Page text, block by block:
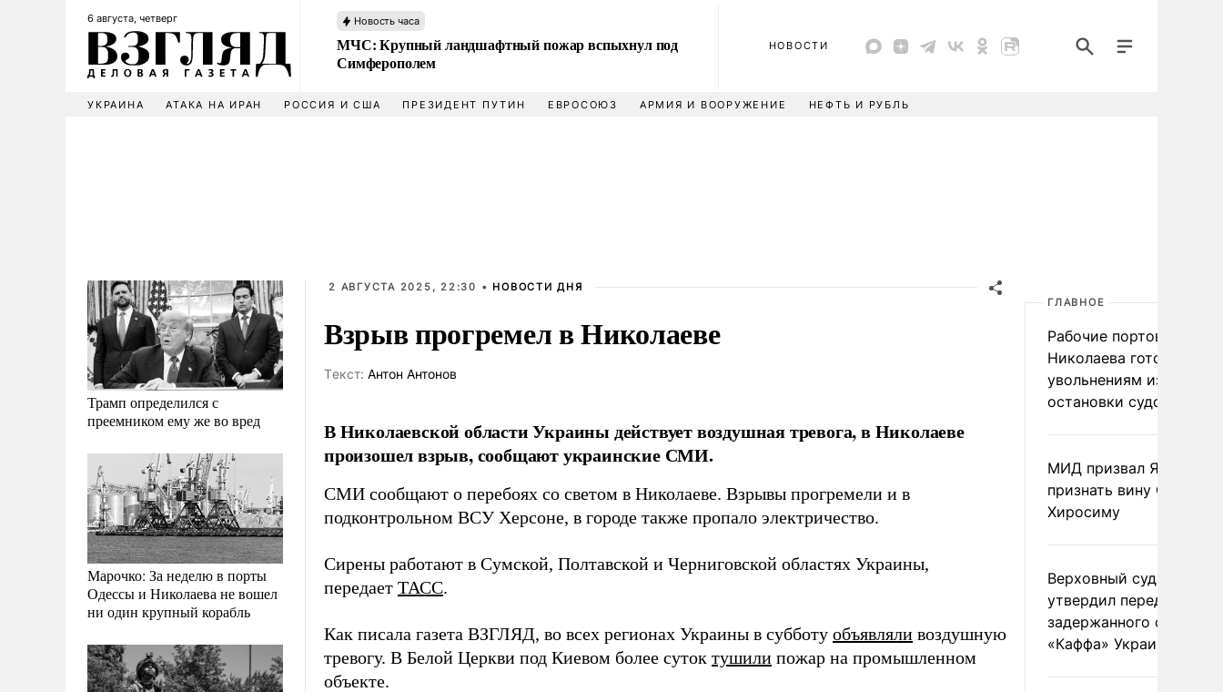
6 августа, четверг Новость часа
МЧС: Крупный ландшафтный пожар вспыхнул под
Симферополем
НОВОСТИ
УКРАИНА АТАКА НА ИРАН РОССИЯ И США ПРЕЗИДЕНТ ПУТИН ЕВРОСОЮЗ АРМИЯ И ВООРУЖЕНИЕ НЕФТЬ И РУБЛЬ
Трамп определился с
преемником ему же во вред
Марочко: За неделю в порты
Одессы и Николаева не вошел
ни один крупный корабль
2 АВГУСТА 2025, 22:30 • НОВОСТИ ДНЯ
Взрыв прогремел в Николаеве
Tекст: Антон Антонов
В Николаевской области Украины действует воздушная тревога, в Николаеве
произошел взрыв, сообщают украинские СМИ.
СМИ сообщают о перебоях со светом в Николаеве. Взрывы прогремели и в
подконтрольном ВСУ Херсоне, в городе также пропало электричество.
Сирены работают в Сумской, Полтавской и Черниговской областях Украины,
передает ТАСС.
Как писала газета ВЗГЛЯД, во всех регионах Украины в субботу объявляли воздушную
тревогу. В Белой Церкви под Киевом более суток тушили пожар на промышленном
объекте.
ГЛАВНОЕ
Рабочие портов
Николаева готовятся к
увольнениям из-за
остановки судоходства
МИД призвал Японию
признать вину США за
Хиросиму
Верховный суд Швеции
утвердил передачу
задержанного
«Каффа» Украине